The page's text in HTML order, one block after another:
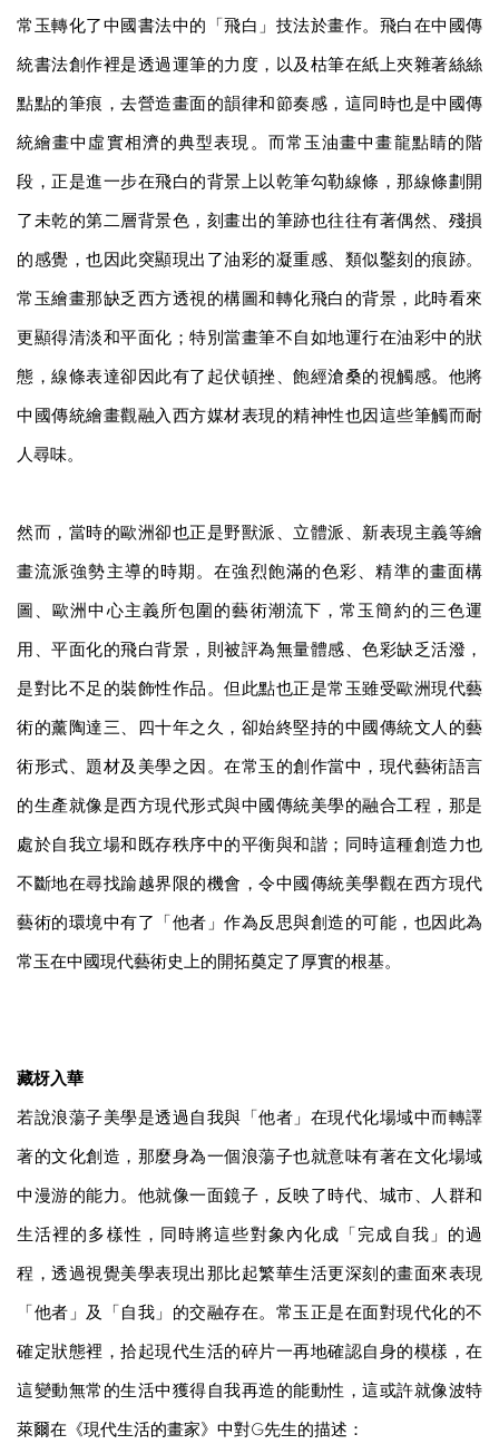
常玉轉化了中國書法中的「飛白」技法於畫作。飛白在中國傳
統書法創作裡是透過運筆的力度，以及枯筆在紙上夾雜著絲絲
點點的筆痕，去營造畫面的韻律和節奏感，這同時也是中國傳
統繪畫中虛實相濟的典型表現。而常玉油畫中畫龍點睛的階
段，正是進一步在飛白的背景上以乾筆勾勒線條，那線條劃開
了未乾的第二層背景色，刻畫出的筆跡也往往有著偶然、殘損
的感覺，也因此突顯現出了油彩的凝重感、類似鑿刻的痕跡。
常玉繪畫那缺乏西方透視的構圖和轉化飛白的背景，此時看來
更顯得清淡和平面化；特別當畫筆不自如地運行在油彩中的狀
態，線條表達卻因此有了起伏頓挫、飽經滄桑的視觸感。他將
中國傳統繪畫觀融入西方媒材表現的精神性也因這些筆觸而耐
人尋味。
然而，當時的歐洲卻也正是野獸派、立體派、新表現主義等繪
畫流派強勢主導的時期。在強烈飽滿的色彩、精準的畫面構
圖、歐洲中心主義所包圍的藝術潮流下，常玉簡約的三色運
用、平面化的飛白背景，則被評為無量體感、色彩缺乏活潑，
是對比不足的裝飾性作品。但此點也正是常玉雖受歐洲現代藝
術的薰陶達三、四十年之久，卻始終堅持的中國傳統文人的藝
術形式、題材及美學之因。在常玉的創作當中，現代藝術語言
的生產就像是西方現代形式與中國傳統美學的融合工程，那是
處於自我立場和既存秩序中的平衡與和諧；同時這種創造力也
不斷地在尋找踰越界限的機會，令中國傳統美學觀在西方現代
藝術的環境中有了「他者」作為反思與創造的可能，也因此為
常玉在中國現代藝術史上的開拓奠定了厚實的根基。
藏枒入華
若說浪蕩子美學是透過自我與「他者」在現代化場域中而轉譯
著的文化創造，那麼身為一個浪蕩子也就意味有著在文化場域
中漫游的能力。他就像一面鏡子，反映了時代、城市、人群和
生活裡的多樣性，同時將這些對象內化成「完成自我」的過
程，透過視覺美學表現出那比起繁華生活更深刻的畫面來表現
「他者」及「自我」的交融存在。常玉正是在面對現代化的不
確定狀態裡，拾起現代生活的碎片一再地確認自身的模樣，在
這變動無常的生活中獲得自我再造的能動性，這或許就像波特
萊爾在《現代生活的畫家》中對G先生的描述：